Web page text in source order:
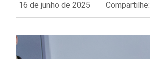
16 de junho de 2025 Compartilhe: